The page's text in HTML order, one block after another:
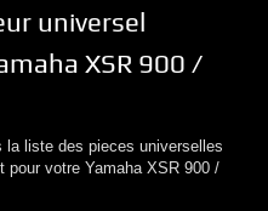
universel
XSR 900 /
liste des pieces universelles
pour votre Yamaha XSR 900 /